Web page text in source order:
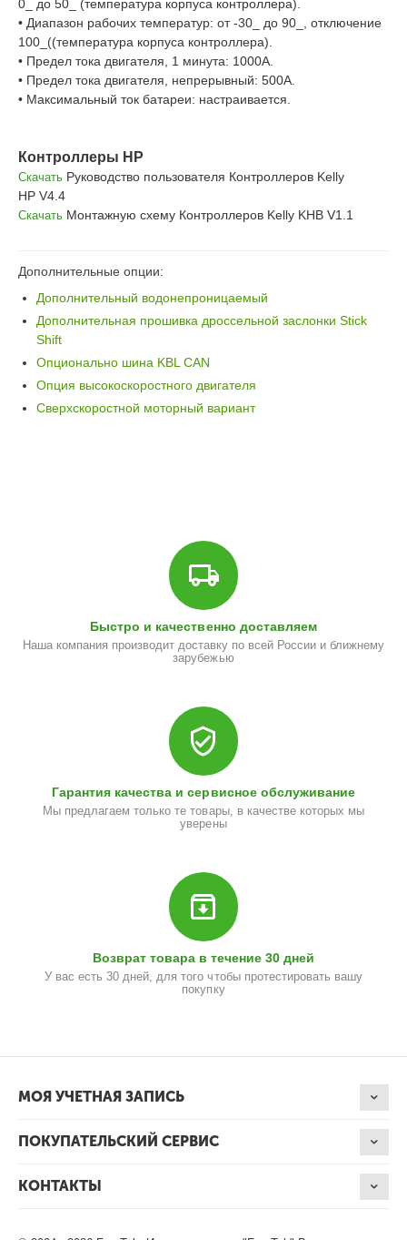
0
до 50_ (температура корпуса контроллера).
• Диапазон рабочих температур: от -30
до 90_, отключение
100 ((температура корпуса контроллера).
• Предел тока двигателя, 1 минута: 1000А.
• Предел тока двигателя, непрерывный: 500А.
• Максимальный ток батареи: настраивается.
Контроллеры HP
Скачать Руководство пользователя Контроллеров Kelly
HPV4.4
Скачать Монтажную схему Контроллеров Kelly KHB V1.1
Дополнительные опции:
Дополнительный водонепроницаемый
Дополнительная прошивка дроссельной заслонки Stick
Shift
Опционально шина KBL CAN
Опция высокоскоростного двигателя
Сверхскоростной моторный вариант
Быстро и качественно доставляем
Наша компания производит доставку по всей России и ближнему
зарубежью
Гарантия качества и сервисное обслуживание
Мы предлагаем только те товары, в качестве которых мы
уверены
Возврат товара в течение 30 дней
У вас есть 30 дней, для того чтобы протестировать вашу
покупку
МОЯ УЧЕТНАЯ ЗАПИСЬ
ПОКУПАТЕЛЬСКИЙ СЕРВИС
КОНТАКТЫ